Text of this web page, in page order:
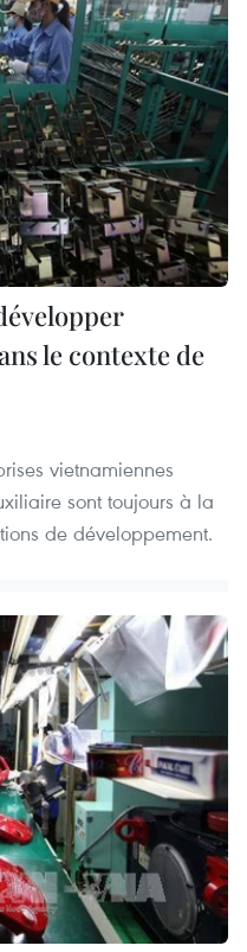
le contexte de
vietnamiennes
sont toujours à la
de développement.